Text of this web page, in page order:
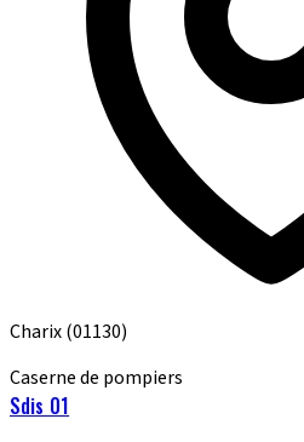
Charix(01130)
Caserne de pompiers
Sdis 01